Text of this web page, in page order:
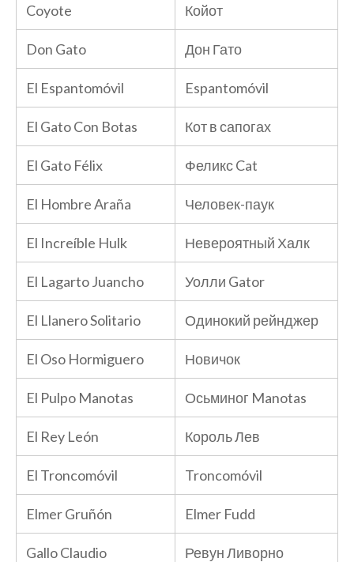
Coyote Койот
Don Gato Дон Гато
El Espantomóvil Espantomóvil
El Gato Con Botas Кот в сапогах
El Gato Félix Феликс Cat
El Hombre Araña Человек-паук
El Increíble Hulk Невероятный Халк
El Lagarto Juancho Уолли Gator
El Llanero Solitario Одинокий рейнджер
El Oso Hormiguero Новичок
El Pulpo Manotas Осьминог Manotas
El Rey León Король Лев
El Troncomóvil Troncomóvil
Elmer Gruñón Elmer Fudd
Gallo Claudio Ревун Ливорно